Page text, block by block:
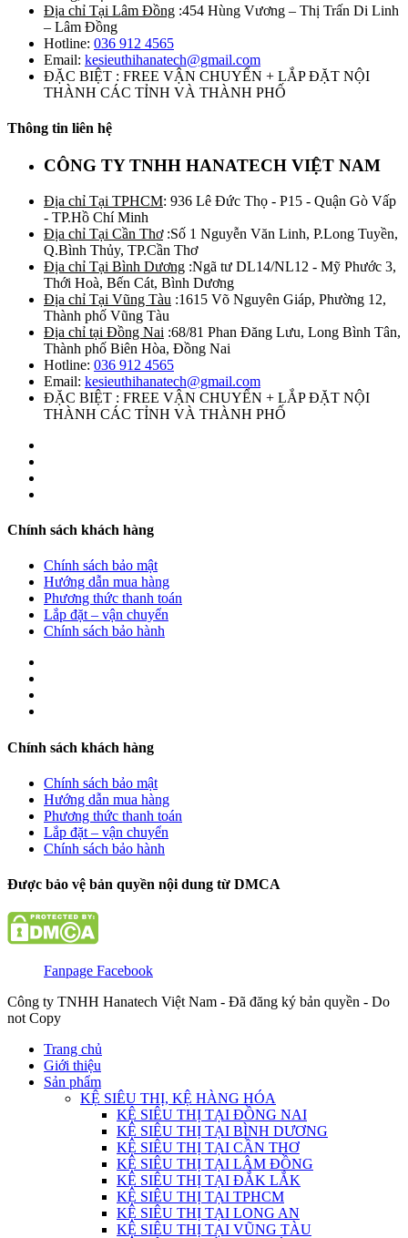
Địa chỉ Tại Lâm Đồng :454 Hùng Vương – Thị Trấn Di Linh
– Lâm Đồng
Hotline: 036 912 4565
Email: kesieuthihanatech@gmail.com
ĐẶC BIỆT : FREE VẬN CHUYỂN + LẮP ĐẶT NỘI
THÀNH CÁC TỈNH VÀ THÀNH PHỐ
Thông tin liên hệ
CÔNG TY TNHH HANATECH VIỆT NAM
Địa chỉ Tại TPHCM: 936 Lê Đức Thọ - P15 - Quận Gò Vấp
- TP.Hồ Chí Minh
Địa chỉ Tại Cần Thơ:Số 1 Nguyễn Văn Linh, P.Long Tuyền,
Q.Bình Thủy, TP.Cần Thơ
Địa chỉ Tại Bình Dương :Ngã tư DL14/NL12 - Mỹ Phước 3,
Thới Hoà, Bến Cát, Bình Dương
Địa chỉ Tại Vũng Tàu :1615 Võ Nguyên Giáp, Phường 12,
Thành phố Vũng Tàu
Địa chỉ tại Đồng Nai :68/81 Phan Đăng Lưu, Long Bình Tân,
Thành phố Biên Hòa, Đồng Nai
Hotline: 036 912 4565
Email: kesieuthihanatech@gmail.com
ĐẶC BIỆT : FREE VẬN CHUYỂN + LẮP ĐẶT NỘI
THÀNH CÁC TỈNH VÀ THÀNH PHỐ
Chính sách khách hàng
Chính sách bảo mật
Hướng dẫn mua hàng
Phương thức thanh toán
Lắp đặt – vận chuyển
Chính sách bảo hành
Chính sách khách hàng
Chính sách bảo mật
Hướng dẫn mua hàng
Phương thức thanh toán
Lắp đặt – vận chuyển
Chính sách bảo hành
Được bảo vệ bản quyền nội dung từ DMCA
Fanpage Facebook
Công ty TNHH Hanatech Việt Nam - Đã đăng ký bản quyền - Do
not Copy
Trang chủ
Giới thiệu
Sản phẩm
KỆ SIÊU THỊ, KỆ HÀNG HÓA
KỆ SIÊU THỊ TẠI ĐỒNG NAI
KỆ SIÊU THỊ TẠI BÌNH DƯƠNG
KỆ SIÊU THỊ TẠI CẦN THƠ
KỆ SIÊU THỊ TẠI LÂM ĐỒNG
KỆ SIÊU THỊ TẠI ĐẮK LẮK
KỆ SIÊU THỊ TẠI TPHCM
KỆ SIÊU THỊ TẠI LONG AN
KỆ SIÊU THỊ TẠI VŨNG TÀU